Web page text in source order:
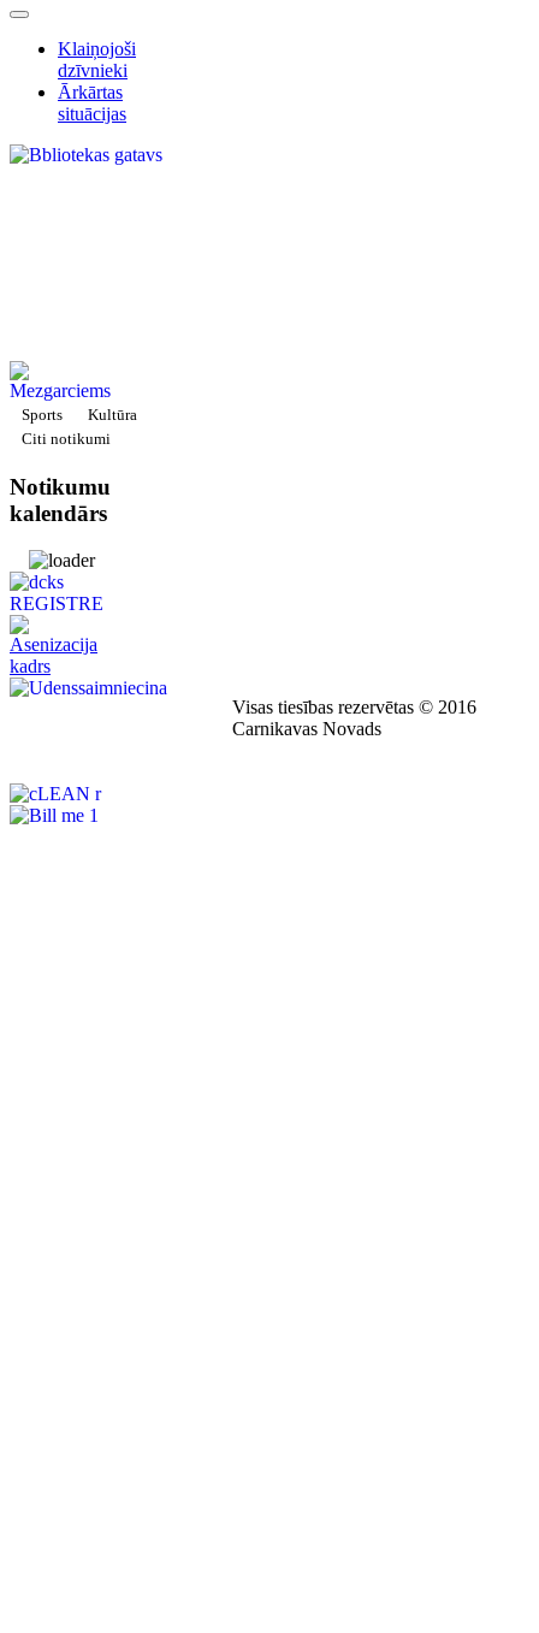
Klaiņojoši
dzīvnieki
Ārkārtas
situācijas
Sports
Kultūra
Citi notikumi
Notikumu
kalendārs
Visas tiesības rezervētas © 2016
Carnikavas Novads